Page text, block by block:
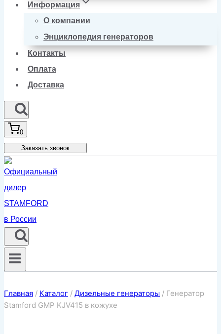
Информация
О компании
Энциклопедия генераторов
Контакты
Оплата
Доставка
0
Заказать звонок
Главная / Каталог / Дизельные генераторы / Генератор
Stamford GMP KJV415 в кожухе